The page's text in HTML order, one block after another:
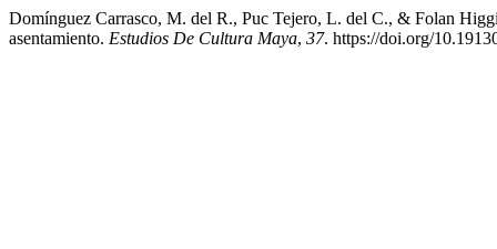
Domínguez Carrasco, M. del R., Puc Tejero, L. del C., & Folan
asentamiento. Estudios De Cultura Maya, 37. https://doi.org/